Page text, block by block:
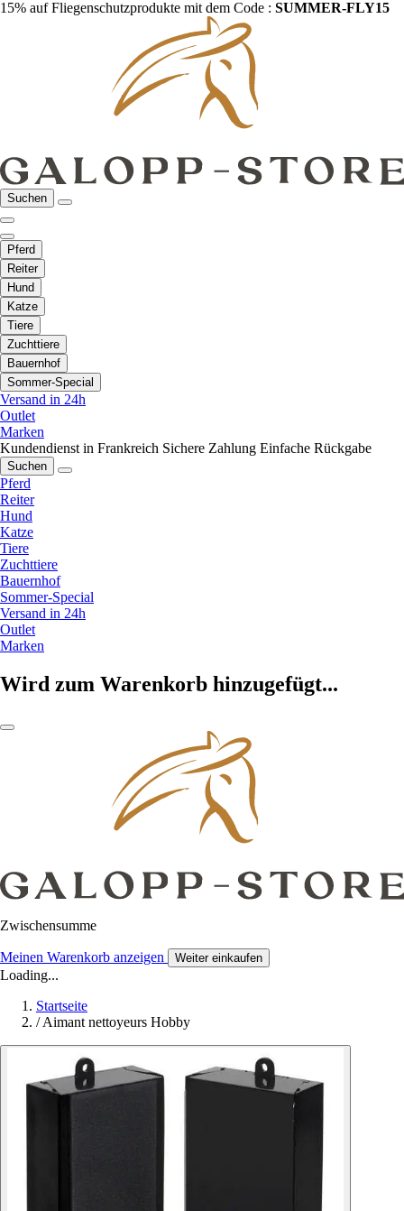
15% auf Fliegenschutzprodukte mit dem Code : SUMMER-FLY15
Suchen
Pferd
Reiter
Hund
Katze
Tiere
Zuchttiere
Bauernhof
Sommer-Special
Versand in 24h
Outlet
Marken
Kundendienst in Frankreich Sichere Zahlung Einfache Rückgabe
Suchen
Pferd
Reiter
Hund
Katze
Tiere
Zuchttiere
Bauernhof
Sommer-Special
Versand in 24h
Outlet
Marken
Wird zum Warenkorb hinzugefügt...
Zwischensumme
Meinen Warenkorb anzeigen Weiter einkaufen
Loading...
Startseite
/Aimant nettoyeurs Hobby